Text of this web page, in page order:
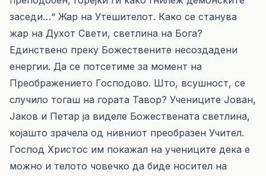
заседи…“ Жар на Утешителот. Како се станува
жар на Духот Свети, светлина на Бога?
Единствено преку Божествените несоздадени
енергии. Да се потсетиме за момент на
Преображението Господово. Што, всушност, се
случило тогаш на гората Тавор? Учениците Јован,
Јаков и Петар ја виделе Божествената светлина,
којашто зрачела од нивниот преобразен Учител.
Господ Христос им покажал на учениците дека е
можно и телото човечко да биде носител на